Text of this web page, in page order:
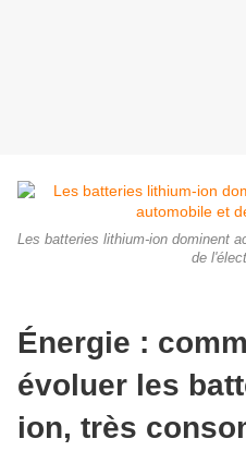
Les batteries lithium-ion dominent
de
Énergie :
évoluer les
ion, très